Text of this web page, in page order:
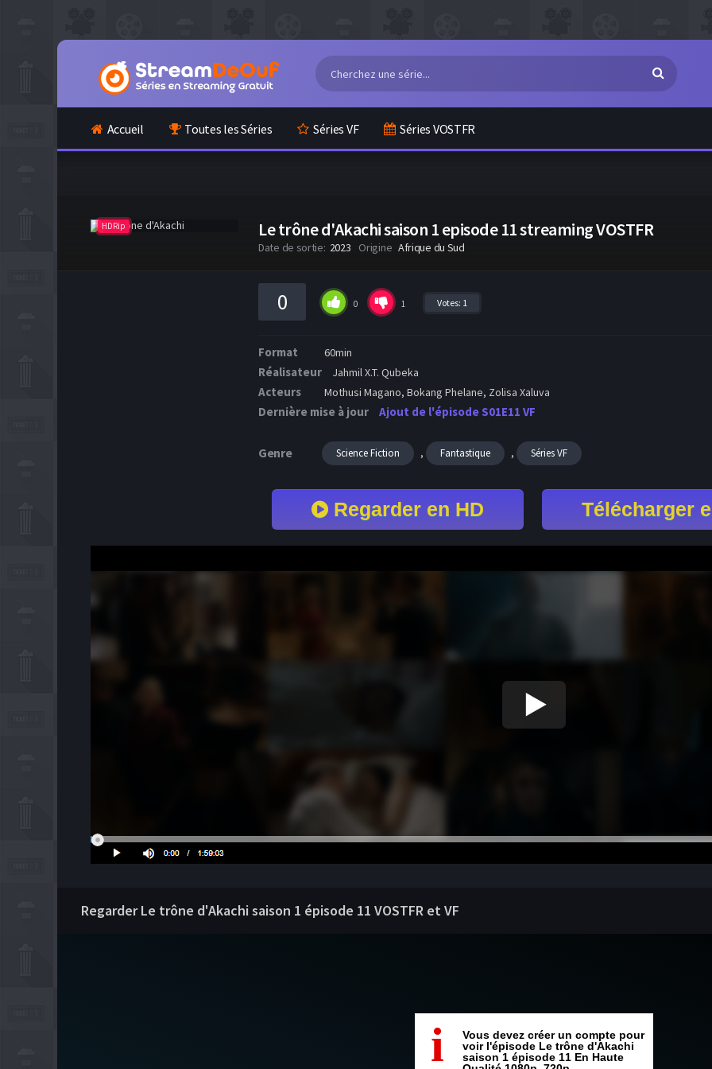
Accueil Toutes les Séries Séries VF Séries VOSTFR
HDRip Le trône d'Akachi saison 1 episode 11 streaming VOSTFR
Date de sortie: 2023 Origine Afrique du Sud
0 0 1 Votes: 1
Format 60min
Réalisateur Jahmil X.T. Qubeka
Acteurs Mothusi Magano, Bokang Phelane, Zolisa Xaluva
Dernière mise à jour Ajout de l'épisode S01E11 VF
Genre Science Fiction , Fantastique , Séries VF
Regarder en HD Télécharger
Regarder Le trône d'Akachi saison 1 épisode 11 VOSTFR et VF
i
Vous devez créer un compte pour
voir l'épisode Le trône d'Akachi
saison 1 épisode 11 En Haute